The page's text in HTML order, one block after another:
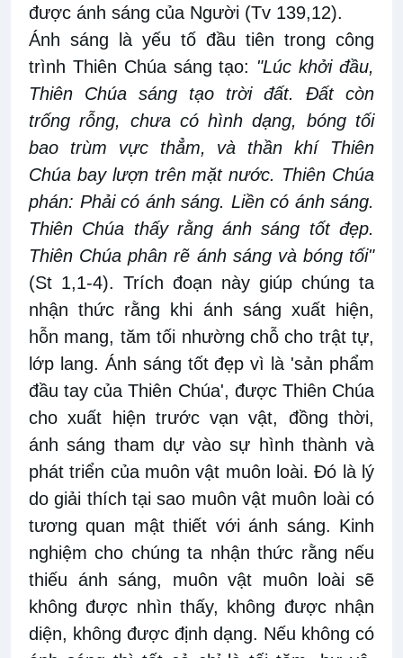
được ánh sáng của Người (Tv 139,12).
Ánh sáng là yếu tố đầu tiên trong công
trình Thiên Chúa sáng tạo: "Lúc khởi đầu,
Thiên Chúa sáng tạo trời đất. Đất còn
trống rỗng, chưa có hình dạng, bóng tối
bao trùm vực thẳm, và thần khí Thiên
Chúa bay lượn trên mặt nước. Thiên Chúa
phán: Phải có ánh sáng. Liền có ánh sáng.
Thiên Chúa thấy rằng ánh sáng tốt đẹp.
Thiên Chúa phân rẽ ánh sáng và bóng tối"
(St 1,1-4). Trích đoạn này giúp chúng ta
nhận thức rằng khi ánh sáng xuất hiện,
hỗn mang, tăm tối nhường chỗ cho trật tự,
lớp lang. Ánh sáng tốt đẹp vì là 'sản phẩm
đầu tay của Thiên Chúa', được Thiên Chúa
cho xuất hiện trước vạn vật, đồng thời,
ánh sáng tham dự vào sự hình thành và
phát triển của muôn vật muôn loài. Đó là lý
do giải thích tại sao muôn vật muôn loài có
tương quan mật thiết với ánh sáng. Kinh
nghiệm cho chúng ta nhận thức rằng nếu
thiếu ánh sáng, muôn vật muôn loài sẽ
không được nhìn thấy, không được nhận
diện, không được định dạng. Nếu không có